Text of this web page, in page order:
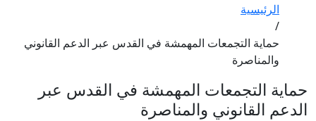
الرئيسية
/
حماية التجمعات المهمشة في القدس عبر الدعم القانوني
والمناصرة
حماية التجمعات المهمشة في القدس عبر
الدعم القانوني والمناصرة